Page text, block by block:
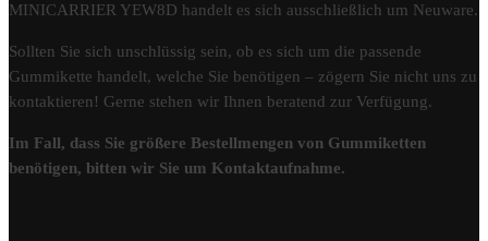
MINICARRIER YEW8D handelt es sich ausschließlich um Neuware.
Sollten Sie sich unschlüssig sein, ob es sich um die passende
Gummikette handelt, welche Sie benötigen – zögern Sie nicht uns zu
kontaktieren! Gerne stehen wir Ihnen beratend zur Verfügung.
Im Fall, dass Sie größere Bestellmengen von Gummiketten
benötigen, bitten wir Sie um Kontaktaufnahme.